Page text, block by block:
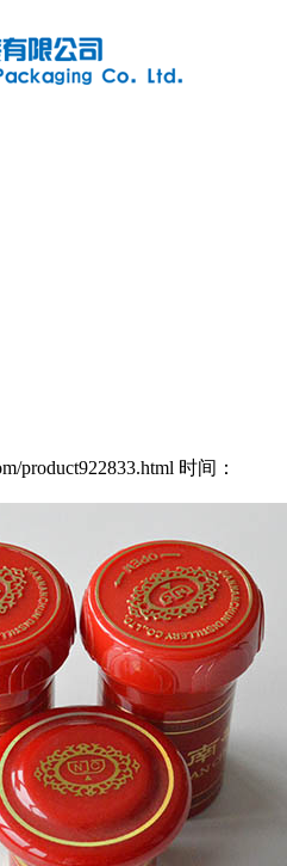
product922833.html 时间：